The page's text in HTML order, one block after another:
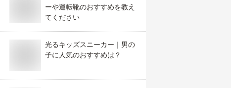
ーや運転靴のおすすめを教え
てください
光るキッズスニーカー｜男の
子に人気のおすすめは？